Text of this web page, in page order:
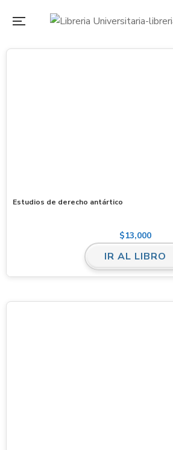
Estudios de derecho antártico
$13,000
IR AL LIBRO